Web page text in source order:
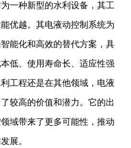
一种新型的水利设备，其工
优越。其电液动控制系统为
能化和高效的替代方案，具
低、使用寿命长、适应性强
工程还是在其他领域，电液
较高的价值和潜力。它的出
域带来了更多可能性，推动
展。